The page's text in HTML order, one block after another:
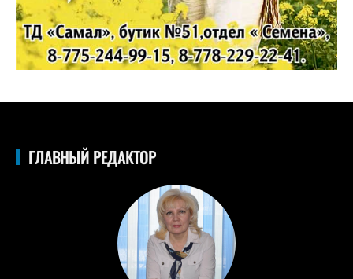
ГЛАВНЫЙ РЕДАКТОР